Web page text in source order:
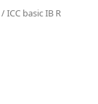
/ ICC basic IB R